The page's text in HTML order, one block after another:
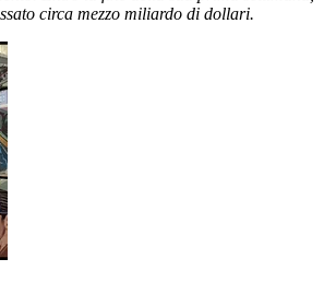
circa mezzo miliardo di dollari.